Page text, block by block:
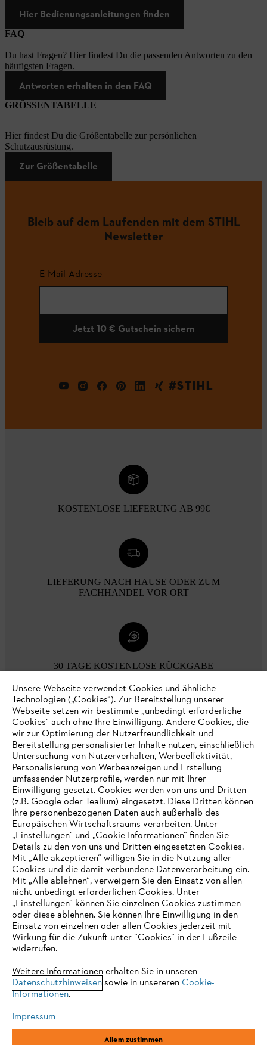
Hier Bedienungsanleitungen finden
FAQ
Du hast Fragen? Hier findest Du die passenden Antworten zu den
häufigsten Fragen.
Antworten erhalten in den FAQ
GRÖSSENTABELLE
Hier findest Du die Größentabelle zur persönlichen
Schutzausrüstung.
Zur Größentabelle
Bleib auf dem Laufenden mit dem STIHL
Newsletter
E-Mail-Adresse
Jetzt 10 € Gutschein sichern
#STIHL
KOSTENLOSE LIEFERUNG AB 99€
LIEFERUNG NACH HAUSE ODER ZUM
FACHHANDEL VOR ORT
30 TAGE KOSTENLOSE RÜCKGABE
Zahlungsmöglichkeiten
Unternehmen
Online Shop
Service
Allgemeine Geschäftsbedingungen
Impressum Cookies Rechtliche Informationen
IHR BROWSER WIRD NICHT
UNTERSTÜTZT
eine optimale Nutzung unserer Seite empfehlen wir Ihnen, zu
einem der folgenden Browser zu wechseln:
Firefox Chrome
Unsere Webseite verwendet Cookies und ähnliche
Technologien („Cookies“). Zur Bereitstellung unserer
Webseite setzen wir bestimmte „unbedingt erforderliche
Cookies" auch ohne Ihre Einwilligung. Andere Cookies, die
wir zur Optimierung der Nutzerfreundlichkeit und
Bereitstellung personalisierter Inhalte nutzen, einschließlich
Untersuchung von Nutzerverhalten, Werbeeffektivität,
Personalisierung von Werbeanzeigen und Erstellung
umfassender Nutzerprofile, werden nur mit Ihrer
Einwilligung gesetzt. Cookies werden von uns und Dritten
(z.B. Google oder Tealium) eingesetzt. Diese Dritten können
Ihre personenbezogenen Daten auch außerhalb des
Europäischen Wirtschaftsraums verarbeiten. Unter
„Einstellungen" und „Cookie Informationen“ finden Sie
Details zu den von uns und Dritten eingesetzten Cookies.
Mit „Alle akzeptieren“ willigen Sie in die Nutzung aller
Cookies und die damit verbundene Datenverarbeitung ein.
Mit „Alle ablehnen“, verweigern Sie den Einsatz von allen
nicht unbedingt erforderlichen Cookies. Unter
„Einstellungen“ können Sie einzelnen Cookies zustimmen
oder diese ablehnen. Sie können Ihre Einwilligung in den
Einsatz von einzelnen oder allen Cookies jederzeit mit
Wirkung für die Zukunft unter “Cookies“ in der Fußzeile
widerrufen.
Weitere Informationen erhalten Sie in unseren
Datenschutzhinweisensowie in unsereren Cookie-
Informationen.
Impressum
Allem zustimmen